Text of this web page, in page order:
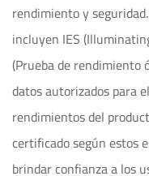
rendimiento y
incluyen IES
(Prueba de rendimiento
datos autorizados para
rendimientos del
certificado según estos
brindar confianza a los